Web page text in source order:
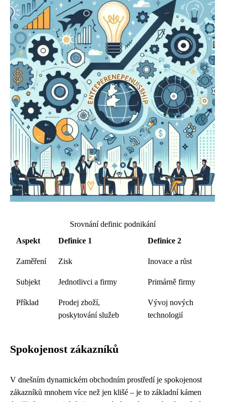
Srovnání definic podnikání
Aspekt
Definice 1 Definice 2
Zaměření Zisk Inovace a růst
Subjekt Jednotlivci a firmy Primárně firmy
Příklad
Prodej zboží,
poskytování služeb
Vývoj nových
technologií
Spokojenost zákazníků
V dnešním dynamickém obchodním prostředí je spokojenost
zákazníků mnohem více než jen klišé – je to základní kámen